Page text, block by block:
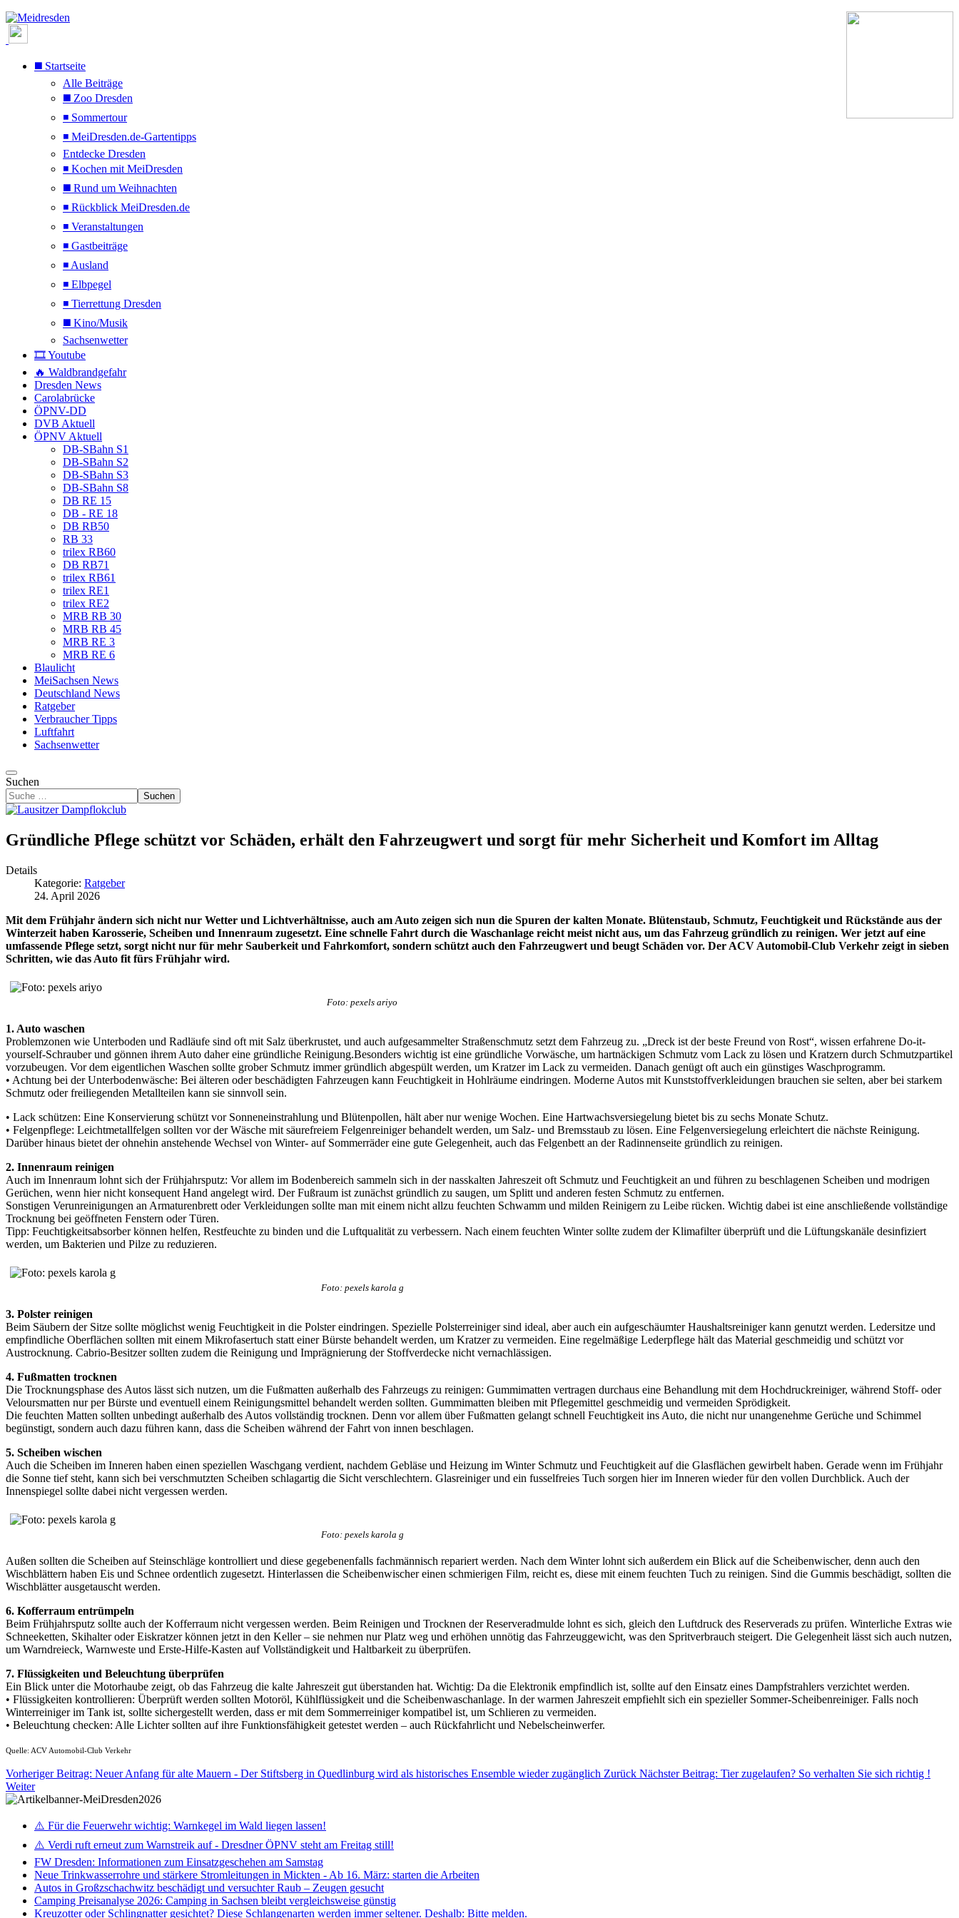
◼️ Startseite
Alle Beiträge
◼️ Zoo Dresden
◾ Sommertour
◾ MeiDresden.de-Gartentipps
Entdecke Dresden
◾ Kochen mit MeiDresden
◼️ Rund um Weihnachten
◾ Rückblick MeiDresden.de
◾ Veranstaltungen
◾ Gastbeiträge
◾ Ausland
◾ Elbpegel
◾ Tierrettung Dresden
◼️ Kino/Musik
Sachsenwetter
🎞️ Youtube
🔥 Waldbrandgefahr
Dresden News
Carolabrücke
ÖPNV-DD
DVB Aktuell
ÖPNV Aktuell
DB-SBahn S1
DB-SBahn S2
DB-SBahn S3
DB-SBahn S8
DB RE 15
DB - RE 18
DB RB50
RB 33
trilex RB60
DB RB71
trilex RB61
trilex RE1
trilex RE2
MRB RB 30
MRB RB 45
MRB RE 3
MRB RE 6
Blaulicht
MeiSachsen News
Deutschland News
Ratgeber
Verbraucher Tipps
Luftfahrt
Sachsenwetter
Suchen
Suchen
Gründliche Pflege schützt vor Schäden, erhält den Fahrzeugwert und sorgt für mehr Sicherheit und Komfort im Alltag
Details
Kategorie: Ratgeber
24. April 2026
Mit dem Frühjahr ändern sich nicht nur Wetter und Lichtverhältnisse, auch am Auto zeigen sich nun die Spuren der kalten Monate. Blütenstaub, Schmutz, Feuchtigkeit und Rückstände aus der
Winterzeit haben Karosserie, Scheiben und Innenraum zugesetzt. Eine schnelle Fahrt durch die Waschanlage reicht meist nicht aus, um das Fahrzeug gründlich zu reinigen. Wer jetzt auf eine
umfassende Pflege setzt, sorgt nicht nur für mehr Sauberkeit und Fahrkomfort, sondern schützt auch den Fahrzeugwert und beugt Schäden vor. Der ACV Automobil-Club Verkehr zeigt in sieben
Schritten, wie das Auto fit fürs Frühjahr wird.
Foto: pexels ariyo
1. Auto waschen
Problemzonen wie Unterboden und Radläufe sind oft mit Salz überkrustet, und auch aufgesammelter Straßenschmutz setzt dem Fahrzeug zu. „Dreck ist der beste Freund von Rost“, wissen erfahrene Do-it-
yourself-Schrauber und gönnen ihrem Auto daher eine gründliche Reinigung.Besonders wichtig ist eine gründliche Vorwäsche, um hartnäckigen Schmutz vom Lack zu lösen und Kratzern durch Schmutzpartikel
vorzubeugen. Vor dem eigentlichen Waschen sollte grober Schmutz immer gründlich abgespült werden, um Kratzer im Lack zu vermeiden. Danach genügt oft auch ein günstiges Waschprogramm.
• Achtung bei der Unterbodenwäsche: Bei älteren oder beschädigten Fahrzeugen kann Feuchtigkeit in Hohlräume eindringen. Moderne Autos mit Kunststoffverkleidungen brauchen sie selten, aber bei starkem
Schmutz oder freiliegenden Metallteilen kann sie sinnvoll sein.
• Lack schützen: Eine Konservierung schützt vor Sonneneinstrahlung und Blütenpollen, hält aber nur wenige Wochen. Eine Hartwachsversiegelung bietet bis zu sechs Monate Schutz.
• Felgenpflege: Leichtmetallfelgen sollten vor der Wäsche mit säurefreiem Felgenreiniger behandelt werden, um Salz- und Bremsstaub zu lösen. Eine Felgenversiegelung erleichtert die nächste Reinigung.
Darüber hinaus bietet der ohnehin anstehende Wechsel von Winter- auf Sommerräder eine gute Gelegenheit, auch das Felgenbett an der Radinnenseite gründlich zu reinigen.
2. Innenraum reinigen
Auch im Innenraum lohnt sich der Frühjahrsputz: Vor allem im Bodenbereich sammeln sich in der nasskalten Jahreszeit oft Schmutz und Feuchtigkeit an und führen zu beschlagenen Scheiben und modrigen
Gerüchen, wenn hier nicht konsequent Hand angelegt wird. Der Fußraum ist zunächst gründlich zu saugen, um Splitt und anderen festen Schmutz zu entfernen.
Sonstigen Verunreinigungen an Armaturenbrett oder Verkleidungen sollte man mit einem nicht allzu feuchten Schwamm und milden Reinigern zu Leibe rücken. Wichtig dabei ist eine anschließende vollständige
Trocknung bei geöffneten Fenstern oder Türen.
Tipp: Feuchtigkeitsabsorber können helfen, Restfeuchte zu binden und die Luftqualität zu verbessern. Nach einem feuchten Winter sollte zudem der Klimafilter überprüft und die Lüftungskanäle desinfiziert
werden, um Bakterien und Pilze zu reduzieren.
Foto: pexels karola g
3. Polster reinigen
Beim Säubern der Sitze sollte möglichst wenig Feuchtigkeit in die Polster eindringen. Spezielle Polsterreiniger sind ideal, aber auch ein aufgeschäumter Haushaltsreiniger kann genutzt werden. Ledersitze und
empfindliche Oberflächen sollten mit einem Mikrofasertuch statt einer Bürste behandelt werden, um Kratzer zu vermeiden. Eine regelmäßige Lederpflege hält das Material geschmeidig und schützt vor
Austrocknung. Cabrio-Besitzer sollten zudem die Reinigung und Imprägnierung der Stoffverdecke nicht vernachlässigen.
4. Fußmatten trocknen
Die Trocknungsphase des Autos lässt sich nutzen, um die Fußmatten außerhalb des Fahrzeugs zu reinigen: Gummimatten vertragen durchaus eine Behandlung mit dem Hochdruckreiniger, während Stoff- oder
Veloursmatten nur per Bürste und eventuell einem Reinigungsmittel behandelt werden sollten. Gummimatten bleiben mit Pflegemittel geschmeidig und vermeiden Sprödigkeit.
Die feuchten Matten sollten unbedingt außerhalb des Autos vollständig trocknen. Denn vor allem über Fußmatten gelangt schnell Feuchtigkeit ins Auto, die nicht nur unangenehme Gerüche und Schimmel
begünstigt, sondern auch dazu führen kann, dass die Scheiben während der Fahrt von innen beschlagen.
5. Scheiben wischen
Auch die Scheiben im Inneren haben einen speziellen Waschgang verdient, nachdem Gebläse und Heizung im Winter Schmutz und Feuchtigkeit auf die Glasflächen gewirbelt haben. Gerade wenn im Frühjahr
die Sonne tief steht, kann sich bei verschmutzten Scheiben schlagartig die Sicht verschlechtern. Glasreiniger und ein fusselfreies Tuch sorgen hier im Inneren wieder für den vollen Durchblick. Auch der
Innenspiegel sollte dabei nicht vergessen werden.
Foto: pexels karola g
Außen sollten die Scheiben auf Steinschläge kontrolliert und diese gegebenenfalls fachmännisch repariert werden. Nach dem Winter lohnt sich außerdem ein Blick auf die Scheibenwischer, denn auch den
Wischblättern haben Eis und Schnee ordentlich zugesetzt. Hinterlassen die Scheibenwischer einen schmierigen Film, reicht es, diese mit einem feuchten Tuch zu reinigen. Sind die Gummis beschädigt, sollten die
Wischblätter ausgetauscht werden.
6. Kofferraum entrümpeln
Beim Frühjahrsputz sollte auch der Kofferraum nicht vergessen werden. Beim Reinigen und Trocknen der Reserveradmulde lohnt es sich, gleich den Luftdruck des Reserverads zu prüfen. Winterliche Extras wie
Schneeketten, Skihalter oder Eiskratzer können jetzt in den Keller – sie nehmen nur Platz weg und erhöhen unnötig das Fahrzeuggewicht, was den Spritverbrauch steigert. Die Gelegenheit lässt sich auch nutzen,
um Warndreieck, Warnweste und Erste-Hilfe-Kasten auf Vollständigkeit und Haltbarkeit zu überprüfen.
7. Flüssigkeiten und Beleuchtung überprüfen
Ein Blick unter die Motorhaube zeigt, ob das Fahrzeug die kalte Jahreszeit gut überstanden hat. Wichtig: Da die Elektronik empfindlich ist, sollte auf den Einsatz eines Dampfstrahlers verzichtet werden.
• Flüssigkeiten kontrollieren: Überprüft werden sollten Motoröl, Kühlflüssigkeit und die Scheibenwaschanlage. In der warmen Jahreszeit empfiehlt sich ein spezieller Sommer-Scheibenreiniger. Falls noch
Winterreiniger im Tank ist, sollte sichergestellt werden, dass er mit dem Sommerreiniger kompatibel ist, um Schlieren zu vermeiden.
• Beleuchtung checken: Alle Lichter sollten auf ihre Funktionsfähigkeit getestet werden – auch Rückfahrlicht und Nebelscheinwerfer.
Quelle: ACV Automobil-Club Verkehr
Vorheriger Beitrag: Neuer Anfang für alte Mauern - Der Stiftsberg in Quedlinburg wird als historisches Ensemble wieder zugänglich Zurück Nächster Beitrag: Tier zugelaufen? So verhalten Sie sich richtig !
Weiter
⚠️ Für die Feuerwehr wichtig: Warnkegel im Wald liegen lassen!
⚠️ Verdi ruft erneut zum Warnstreik auf - Dresdner ÖPNV steht am Freitag still!
FW Dresden: Informationen zum Einsatzgeschehen am Samstag
Neue Trinkwasserrohre und stärkere Stromleitungen in Mickten - Ab 16. März: starten die Arbeiten
Autos in Großzschachwitz beschädigt und versuchter Raub – Zeugen gesucht
Camping Preisanalyse 2026: Camping in Sachsen bleibt vergleichsweise günstig
Kreuzotter oder Schlingnatter gesichtet? Diese Schlangenarten werden immer seltener. Deshalb: Bitte melden.